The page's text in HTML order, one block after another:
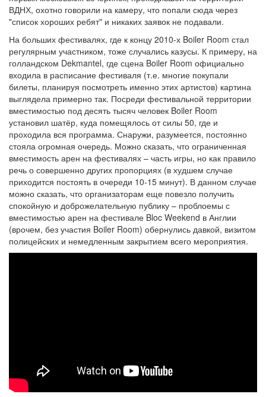
ВДНХ, охотно говорили на камеру, что попали сюда через
"список хороших ребят" и никаких заявок не подавали.
На больших фестивалях, где к концу 2010-х Boiler Room стал
регулярным участником, тоже случались казусы. К примеру, на
голландском Dekmantel, где сцена Boiler Room официально
входила в расписание фестиваля (т.е. многие покупали
билеты, планируя посмотреть именно этих артистов) картина
выглядела примерно так. Посреди фестивальной территории
вместимостью под десять тысяч человек Boiler Room
установил шатёр, куда помещялось от силы 50, где и
проходила вся программа. Снаружи, разумеется, постоянно
стояла огромная очередь. Можно сказать, что ограниченная
вместимость арен на фестивалях – часть игры, но как правило
речь о совершенно других пропорциях (в худшем случае
приходится постоять в очереди 10-15 минут). В данном случае
можно сказать, что организаторам еще повезло получить
спокойную и доброжелательную публику – проблоемы с
вместимостью арен на фестивале Bloc Weekend в Англии
(врочем, без участия Boiler Room) обернулись давкой, визитом
полицейских и немедленным закрытием всего мероприятия.